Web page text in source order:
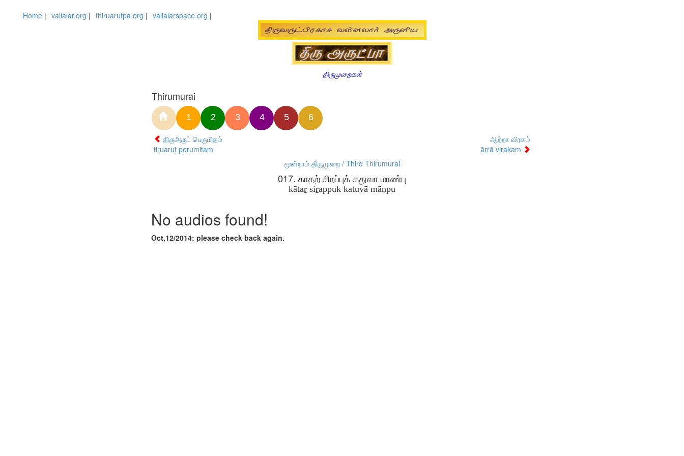
Home | vallalar.org | thiruarutpa.org | vallalarspace.org |
திருமுறைகள்
Thirumurai
1 2 3 4 5 6
திருஅருட் பெருமிதம்
tiruaruṭ perumitam
ஆற்றா விரகம்
āṟṟā virakam
மூன்றாம் திருமுறை / Third Thirumurai
017. காதற் சிறப்புக் கதுவா மாண்பு
kātaṟ siṟappuk katuvā māṇpu
No audios found!
Oct,12/2014: please check back again.